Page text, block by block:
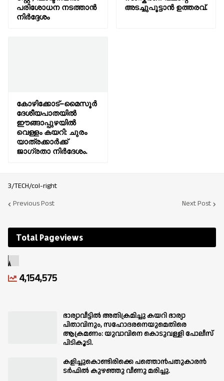
പരിശോധന നടത്താൻ
നിർദ്ദേശം
അടച്ചുപൂട്ടാൻ ഉത്തരവ്.
കോഴിക്കോട്–മൈസൂർ
ദേശീയപാതയിൽ
ഈങ്ങാപ്പുഴയിൽ
വെള്ളം കയറി: ചുരം
യാത്രക്കാർക്ക്
ജാഗ്രതാ നിർദേശം.
3/TECH/col-right
Previous Post
Next Post
Total Pageviews
4,154,575
ഭാര്യാവീട്ടിൽ അതിക്രമിച്ചു കയറി ഭാര്യാ
പിതാവിനും, സഹോദരനെയുമെതിരെ
ആക്രമണം: യുവാവിനെ കൊടുവള്ളി പോലീസ്
പിടികൂടി.
കളിച്ചുകൊണ്ടിരിക്കെ പത്തൊൻപതുകാരൻ
ടർഫിൽ കുഴഞ്ഞു വീണു മരിച്ചു.